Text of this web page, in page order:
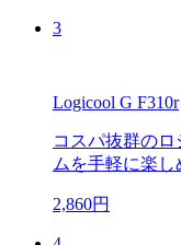
3
Logicool G F310r
コスパ抜群の
ムを手軽に楽し
2,860円